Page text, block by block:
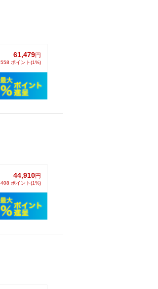
61,479円
558 ポイント(1%)
44,910円
408 ポイント(1%)